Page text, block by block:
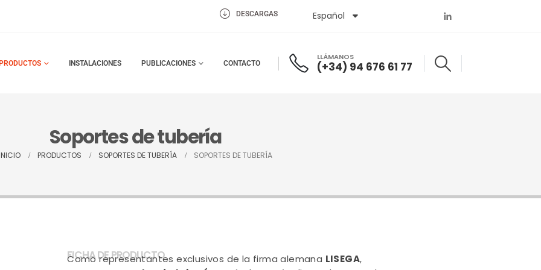
DESCARGAS Español
English
PRODUCTOS INSTALACIONES PUBLICACIONES CONTACTO
LLÁMANOS
(+34) 94 676 61 77
Soportes de tubería
PRODUCTOS SOPORTES DE TUBERÍA SOPORTES DE TUBERÍA
FICHA DE PRODUCTO
Como representantes exclusivos de la firma alemana LISEGA,